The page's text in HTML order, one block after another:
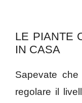
LE PIANTE
IN CASA
Sapevate
regolare il